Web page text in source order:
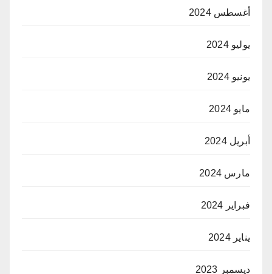
أغسطس 2024
يوليو 2024
يونيو 2024
مايو 2024
أبريل 2024
مارس 2024
فبراير 2024
يناير 2024
ديسمبر 2023